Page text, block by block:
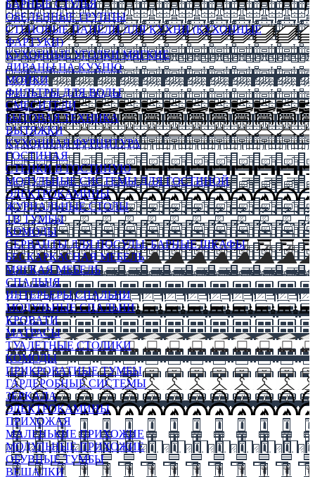
БАРНЫЕ СТУЛЬЯ
ОБЕДЕННЫЕ ГРУППЫ
СТЕНОВЫЕ ПАНЕЛИ ДЛЯ КУХНИ (КУХОННЫЕ
ФАРТУКИ)
КУХОННЫЕ УГОЛКИ МЯГКИЕ
ДИВАНЫ НА КУХНЮ
МОЙКИ
ФИЛЬТРЫ ДЛЯ ВОДЫ
СМЕСИТЕЛИ
БЫТОВАЯ ТЕХНИКА
ВЫТЯЖКИ
КУХОННАЯ ФУРНИТУРА
ГОСТИНАЯ
СТЕНКИ В ГОСТИНУЮ
МОДУЛЬНЫЕ СИСТЕМЫ ДЛЯ ГОСТИНОЙ
ЭЛЕКТРОКАМИНЫ
ЖУРНАЛЬНЫЕ СТОЛЫ
ТВ ТУМБЫ
КОМОДЫ
СЕРВАНТЫ ДЛЯ ПОСУДЫ, БАРНЫЕ ШКАФЫ
БЕСКАРКАСНАЯ МЕБЕЛЬ
МЯГКАЯ МЕБЕЛЬ
СПАЛЬНЯ
ИНТЕРЬЕРЫ СПАЛЬНИ
МОДУЛЬНЫЕ СПАЛЬНИ
КРОВАТИ
МАТРАСЫ
ТУАЛЕТНЫЕ СТОЛИКИ
КОМОДЫ
ПРИКРОВАТНЫЕ ТУМБЫ
ГАРДЕРОБНЫЕ СИСТЕМЫ
ЗЕРКАЛА
ЭЛЕКТРОКАМИНЫ
ПРИХОЖАЯ
МАЛЕНЬКИЕ ПРИХОЖИЕ
МОДУЛЬНЫЕ ПРИХОЖИЕ
ОБУВНЫЕ ТУМБЫ
ВЕШАЛКИ